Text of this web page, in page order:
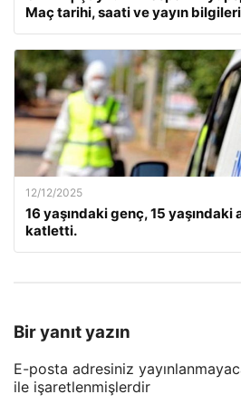
Maç tarihi, saati ve yayın
12/12/2025
16 yaşındaki genç, 15 yaşındaki
katletti.
Bir yanıt yazın
E-posta adresiniz
ile işaretlenmişlerdir